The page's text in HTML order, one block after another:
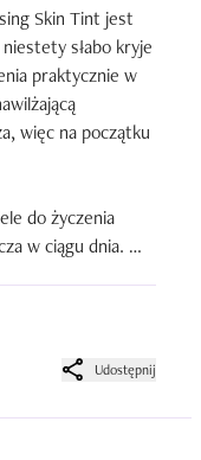
Skin Tint jest
słabo kryje
praktycznie w
więc na początku
do życzenia
w ciągu dnia.
i lekki, ale nie
chodzi o krycie i
Udostępnij